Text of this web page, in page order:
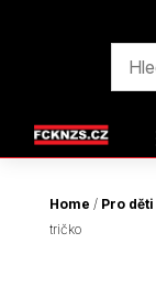
Home / Pro děti
tričko